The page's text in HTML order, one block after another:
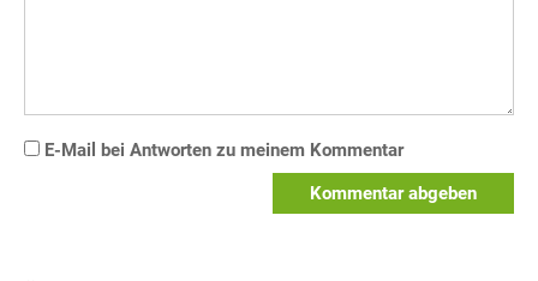
E-Mail bei Antworten zu meinem Kommentar
Kommentar abgeben